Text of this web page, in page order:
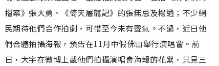
檔案》張大勇、《倚天屠龍記》的張無忌及楊逍；不少網
民期待他們合作拍劇，可惜至今未有聲氣。不過，近日他
們合體拍攝海報，預告在11月中假佛山舉行演唱會。前
日，大宇在微博上載他們拍攝演唱會海報的花絮，只見三